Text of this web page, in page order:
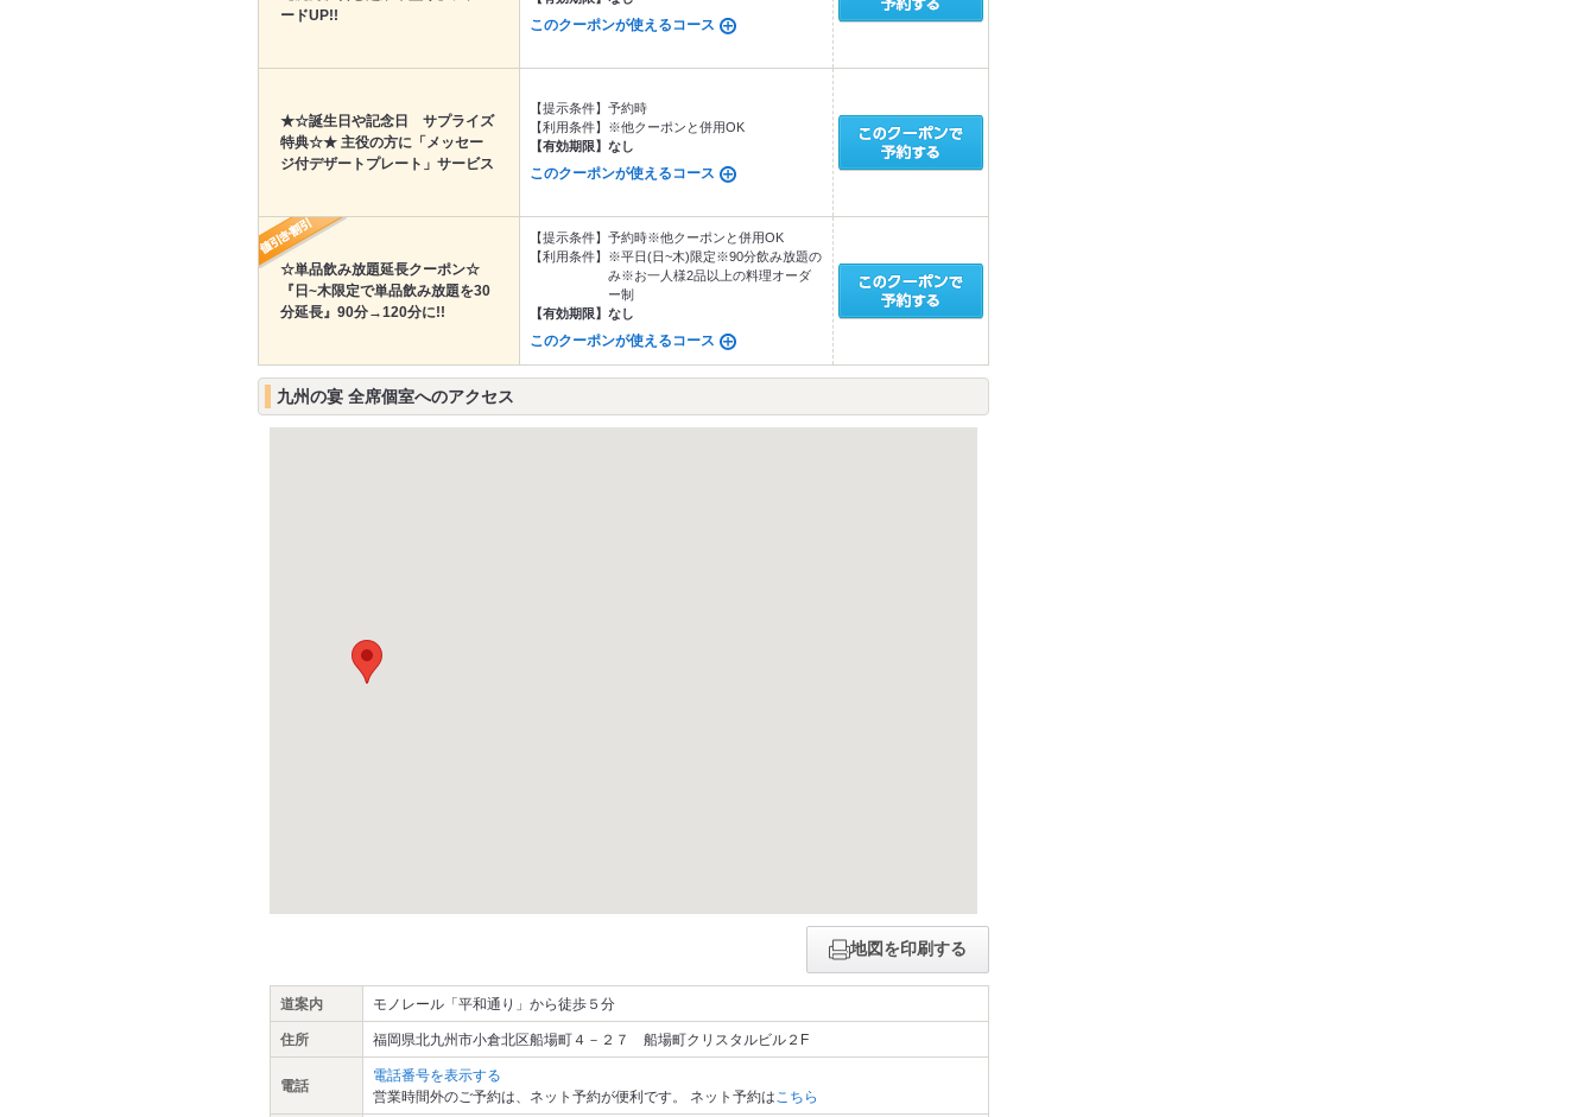
ードUP!!
このクーポンが使えるコース
★☆誕生日や記念日 サプライズ
特典☆★ 主役の方に「メッセー
ジ付デザートプレート」サービス
【提示条件】 予約時
【利用条件】
※他クーポンと併用OK
【有効期限】 なし
このクーポンが使えるコース
☆単品飲み放題延長クーポン☆
『日~木限定で単品飲み放題を30
分延長』90分→120分に!!
【提示条件】 予約時※他クーポンと併用OK
【利用条件】
※平日(日~木)限定※90分飲み放題の
み※お一人様2品以上の料理オーダ
ー制
【有効期限】 なし
このクーポンが使えるコース
九州の宴 全席個室へのアクセス
地図を印刷する
道案内 モノレール「平和通り」から徒歩５分
住所 福岡県北九州市小倉北区船場町４－２７ 船場町クリスタルビル２F
電話
電話番号を表示する
営業時間外のご予約は、ネット予約が便利です。 ネット予約はこちら